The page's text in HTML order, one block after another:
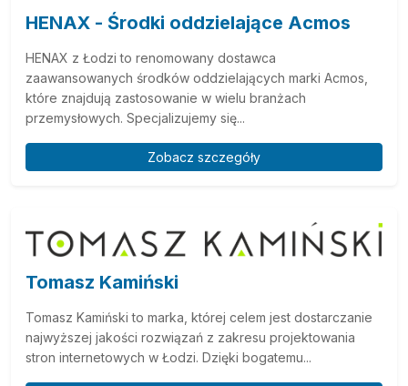
HENAX - Środki oddzielające Acmos
HENAX z Łodzi to renomowany dostawca
zaawansowanych środków oddzielających marki Acmos,
które znajdują zastosowanie w wielu branżach
przemysłowych. Specjalizujemy się...
Zobacz szczegóły
Tomasz Kamiński
Tomasz Kamiński to marka, której celem jest dostarczanie
najwyższej jakości rozwiązań z zakresu projektowania
stron internetowych w Łodzi. Dzięki bogatemu...